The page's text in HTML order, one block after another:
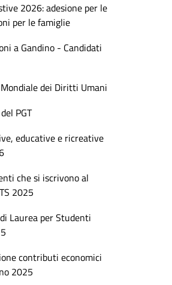
2026: adesione per le
per le famiglie
a Gandino - Candidati
dei Diritti Umani
PGT
educative e ricreative
che si iscrivono al
2025
Laurea per Studenti
contributi economici
2025